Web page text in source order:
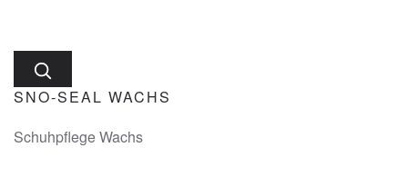
SNO-SEAL WACHS
Schuhpflege Wachs